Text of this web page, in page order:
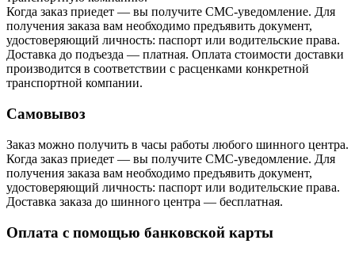
Когда заказ приедет — вы получите СМС-уведомление. Для
получения заказа вам необходимо предъявить документ,
удостоверяющий личность: паспорт или водительские права.
Доставка до подъезда — платная. Оплата стоимости доставки
производится в соответствии с расценками конкретной
транспортной компании.
Самовывоз
Заказ можно получить в часы работы любого шинного центра.
Когда заказ приедет — вы получите СМС-уведомление. Для
получения заказа вам необходимо предъявить документ,
удостоверяющий личность: паспорт или водительские права.
Доставка заказа до шинного центра — бесплатная.
Оплата с помощью банковской карты